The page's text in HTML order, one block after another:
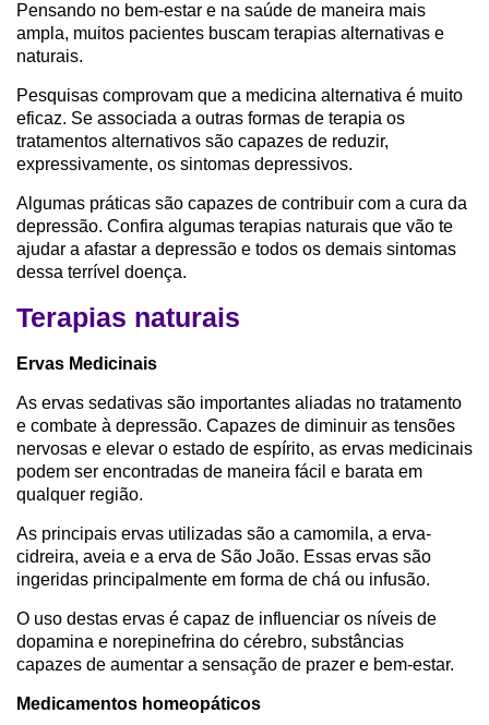
Pensando no bem-estar e na saúde de maneira mais
ampla, muitos pacientes buscam terapias alternativas e
naturais.
Pesquisas comprovam que a medicina alternativa é muito
eficaz. Se associada a outras formas de terapia os
tratamentos alternativos são capazes de reduzir,
expressivamente, os sintomas depressivos.
Algumas práticas são capazes de contribuir com a cura da
depressão. Confira algumas terapias naturais que vão te
ajudar a afastar a depressão e todos os demais sintomas
dessa terrível doença.
Terapias naturais
Ervas Medicinais
As ervas sedativas são importantes aliadas no tratamento
e combate à depressão. Capazes de diminuir as tensões
nervosas e elevar o estado de espírito, as ervas medicinais
podem ser encontradas de maneira fácil e barata em
qualquer região.
As principais ervas utilizadas são a camomila, a erva-
cidreira, aveia e a erva de São João. Essas ervas são
ingeridas principalmente em forma de chá ou infusão.
O uso destas ervas é capaz de influenciar os níveis de
dopamina e norepinefrina do cérebro, substâncias
capazes de aumentar a sensação de prazer e bem-estar.
Medicamentos homeopáticos